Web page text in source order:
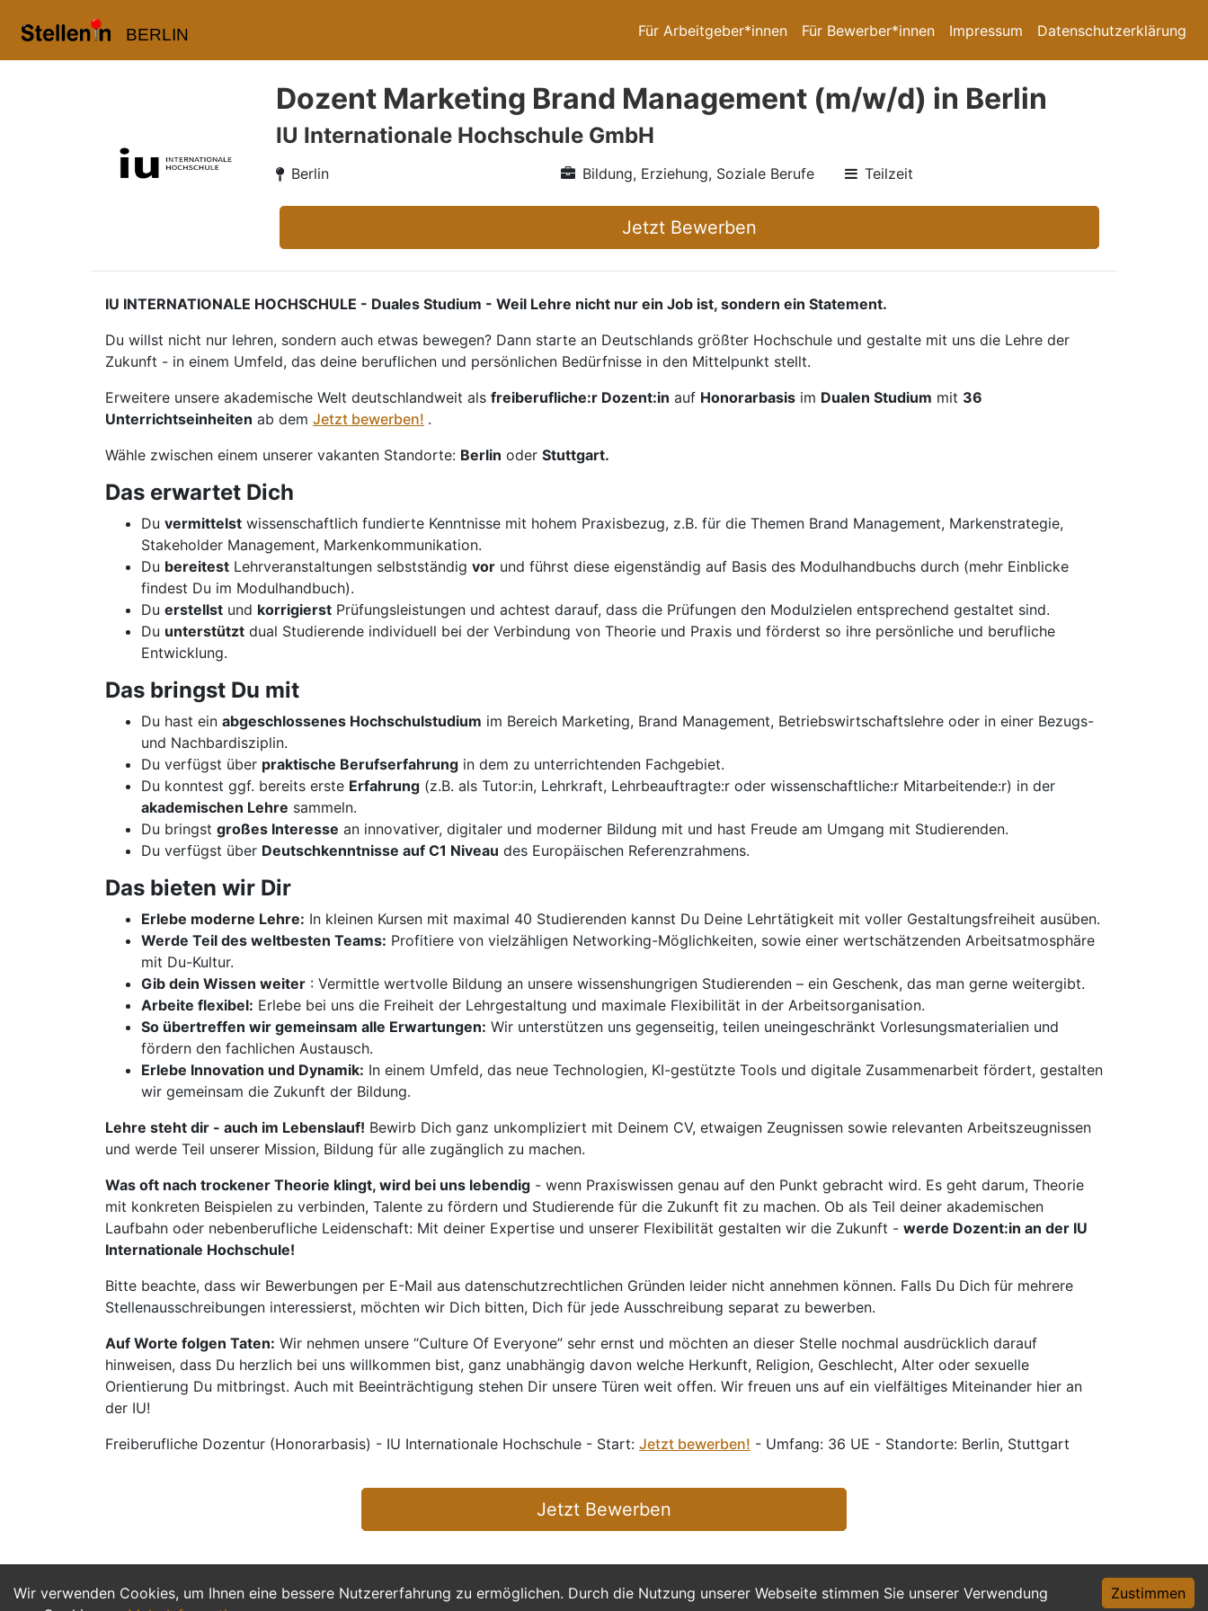
BERLIN Für Arbeitgeber*innen Für Bewerber*innen Impressum Datenschutzerklärung
Wir verwenden Cookies, um Ihnen eine bessere Nutzererfahrung zu ermöglichen. Durch die Nutzung unserer Webseite stimmen Sie unserer Verwendung
Zustimmen
Dozent Marketing Brand Management (m/w/d) in Berlin
IU Internationale Hochschule GmbH
Berlin Bildung, Erziehung, Soziale Berufe Teilzeit
Jetzt Bewerben
IU INTERNATIONALE HOCHSCHULE - Duales Studium - Weil Lehre nicht nur ein Job ist, sondern ein Statement.
Du willst nicht nur lehren, sondern auch etwas bewegen? Dann starte an Deutschlands größter Hochschule und gestalte mit uns die Lehre der
Zukunft - in einem Umfeld, das deine beruflichen und persönlichen Bedürfnisse in den Mittelpunkt stellt.
Erweitere unsere akademische Welt deutschlandweit als freiberufliche:r Dozent:in auf Honorarbasis im Dualen Studium mit 36
Unterrichtseinheiten ab dem Jetzt bewerben! .
Wähle zwischen einem unserer vakanten Standorte: Berlin oder Stuttgart.
Das erwartet Dich
Du vermittelst wissenschaftlich fundierte Kenntnisse mit hohem Praxisbezug, z.B. für die Themen Brand Management, Markenstrategie,
Stakeholder Management, Markenkommunikation.
Du bereitest Lehrveranstaltungen selbstständig vor und führst diese eigenständig auf Basis des Modulhandbuchs durch (mehr Einblicke
findest Du im Modulhandbuch).
Du erstellst und korrigierst Prüfungsleistungen und achtest darauf, dass die Prüfungen den Modulzielen entsprechend gestaltet sind.
Du unterstützt dual Studierende individuell bei der Verbindung von Theorie und Praxis und förderst so ihre persönliche und berufliche
Entwicklung.
Das bringst Du mit
Du hast ein abgeschlossenes Hochschulstudium im Bereich Marketing, Brand Management, Betriebswirtschaftslehre oder in einer Bezugs-
und Nachbardisziplin.
Du verfügst über praktische Berufserfahrung in dem zu unterrichtenden Fachgebiet.
Du konntest ggf. bereits erste Erfahrung (z.B. als Tutor:in, Lehrkraft, Lehrbeauftragte:r oder wissenschaftliche:r Mitarbeitende:r) in der
akademischen Lehre sammeln.
Du bringst großes Interesse an innovativer, digitaler und moderner Bildung mit und hast Freude am Umgang mit Studierenden.
Du verfügst über Deutschkenntnisse auf C1 Niveau des Europäischen Referenzrahmens.
Das bieten wir Dir
Erlebe moderne Lehre: In kleinen Kursen mit maximal 40 Studierenden kannst Du Deine Lehrtätigkeit mit voller Gestaltungsfreiheit ausüben.
Werde Teil des weltbesten Teams: Profitiere von vielzähligen Networking-Möglichkeiten, sowie einer wertschätzenden Arbeitsatmosphäre
mit Du-Kultur.
Gib dein Wissen weiter : Vermittle wertvolle Bildung an unsere wissenshungrigen Studierenden – ein Geschenk, das man gerne weitergibt.
Arbeite flexibel: Erlebe bei uns die Freiheit der Lehrgestaltung und maximale Flexibilität in der Arbeitsorganisation.
So übertreffen wir gemeinsam alle Erwartungen: Wir unterstützen uns gegenseitig, teilen uneingeschränkt Vorlesungsmaterialien und
fördern den fachlichen Austausch.
Erlebe Innovation und Dynamik: In einem Umfeld, das neue Technologien, KI-gestützte Tools und digitale Zusammenarbeit fördert, gestalten
wir gemeinsam die Zukunft der Bildung.
Lehre steht dir - auch im Lebenslauf! Bewirb Dich ganz unkompliziert mit Deinem CV, etwaigen Zeugnissen sowie relevanten Arbeitszeugnissen
und werde Teil unserer Mission, Bildung für alle zugänglich zu machen.
Was oft nach trockener Theorie klingt, wird bei uns lebendig - wenn Praxiswissen genau auf den Punkt gebracht wird. Es geht darum, Theorie
mit konkreten Beispielen zu verbinden, Talente zu fördern und Studierende für die Zukunft fit zu machen. Ob als Teil deiner akademischen
Laufbahn oder nebenberufliche Leidenschaft: Mit deiner Expertise und unserer Flexibilität gestalten wir die Zukunft - werde Dozent:in an der IU
Internationale Hochschule!
Bitte beachte, dass wir Bewerbungen per E-Mail aus datenschutzrechtlichen Gründen leider nicht annehmen können. Falls Du Dich für mehrere
Stellenausschreibungen interessierst, möchten wir Dich bitten, Dich für jede Ausschreibung separat zu bewerben.
Auf Worte folgen Taten: Wir nehmen unsere “Culture Of Everyone” sehr ernst und möchten an dieser Stelle nochmal ausdrücklich darauf
hinweisen, dass Du herzlich bei uns willkommen bist, ganz unabhängig davon welche Herkunft, Religion, Geschlecht, Alter oder sexuelle
Orientierung Du mitbringst. Auch mit Beeinträchtigung stehen Dir unsere Türen weit offen. Wir freuen uns auf ein vielfältiges Miteinander hier an
der IU!
Freiberufliche Dozentur (Honorarbasis) - IU Internationale Hochschule - Start: Jetzt bewerben! - Umfang: 36 UE - Standorte: Berlin, Stuttgart
Jetzt Bewerben